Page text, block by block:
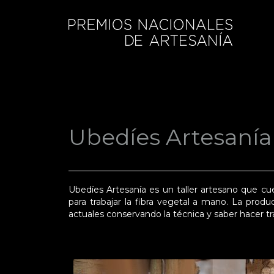
Ubedíes Artesanía
Ubedíes Artesanía es un taller artesano que
para trabajar la fibra vegetal a mano. La
actuales conservando la técnica y saber hacer